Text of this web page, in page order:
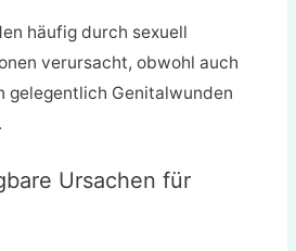
häufig durch sexuell
verursacht, obwohl auch
gelegentlich Genitalwunden
Ursachen für